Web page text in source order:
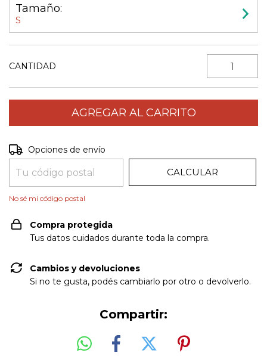
Tamaño:
S
CANTIDAD
Entregas para el CP:
Opciones de envío
CALCULAR
No sé mi código postal
Compra protegida
Tus datos cuidados durante toda la compra.
Cambios y devoluciones
Si no te gusta, podés cambiarlo por otro o devolverlo.
Compartir: